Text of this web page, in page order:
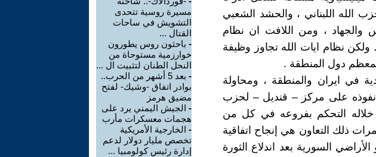
الله اللبناني ، والحشد الشعبي
والجهاد ، ومن اللافت ان نظام
نظام ايات الله تجاوز وظيفة
دول المنطقة .
في ايران والمنطقة ، ومحاولة
نفوذه على مركز – قنديل – لحزب
خلاله التحكم بفروعه في كل من
ذلك التعاون هي إنجاح اتفاقية
السورية بعد اندلاع الثورة
مسيرة روسية تتحدى
التشويش في ساحات
القتال ...
- باحثون روس يطورون
خوارزمية مستوحاة من
النحل الطنان لتثبيت ال ...
-
بعد 5 أشهر من الحرب..
بوادر اتفاق -وشيك- لفتح
مضيق هرمز
- الجيش اليمني يرد على
هجمات معسكرات مأرب
- الخارجية الأمريكية
تخصص مليار دولار لدعم
إدارة رئيس كولومبيا ...